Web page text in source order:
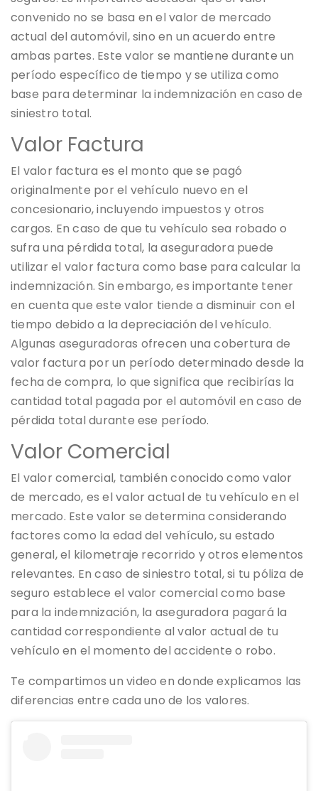
convenido no se basa en el valor de mercado
actual del automóvil, sino en un acuerdo entre
ambas partes. Este valor se mantiene durante un
período específico de tiempo y se utiliza como
base para determinar la indemnización en caso de
siniestro total.
Valor Factura
El valor factura es el monto que se pagó
originalmente por el vehículo nuevo en el
concesionario, incluyendo impuestos y otros
cargos. En caso de que tu vehículo sea robado o
sufra una pérdida total, la aseguradora puede
utilizar el valor factura como base para calcular la
indemnización. Sin embargo, es importante tener
en cuenta que este valor tiende a disminuir con el
tiempo debido a la depreciación del vehículo.
Algunas aseguradoras ofrecen una cobertura de
valor factura por un período determinado desde la
fecha de compra, lo que significa que recibirías la
cantidad total pagada por el automóvil en caso de
pérdida total durante ese período.
Valor Comercial
El valor comercial, también conocido como valor
de mercado, es el valor actual de tu vehículo en el
mercado. Este valor se determina considerando
factores como la edad del vehículo, su estado
general, el kilometraje recorrido y otros elementos
relevantes. En caso de siniestro total, si tu póliza de
seguro establece el valor comercial como base
para la indemnización, la aseguradora pagará la
cantidad correspondiente al valor actual de tu
vehículo en el momento del accidente o robo.
Te compartimos un video en donde explicamos las
diferencias entre cada uno de los valores.